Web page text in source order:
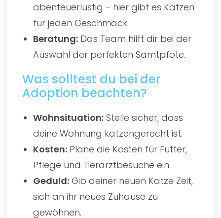
abenteuerlustig - hier gibt es Katzen
für jeden Geschmack.
Beratung: Das Team hilft dir bei der
Auswahl der perfekten Samtpfote.
Was solltest du bei der
Adoption beachten?
Wohnsituation: Stelle sicher, dass
deine Wohnung katzengerecht ist.
Kosten: Plane die Kosten für Futter,
Pflege und Tierarztbesuche ein.
Geduld: Gib deiner neuen Katze Zeit,
sich an ihr neues Zuhause zu
gewöhnen.